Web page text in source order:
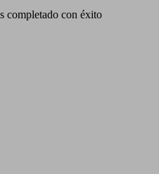
completado con éxito